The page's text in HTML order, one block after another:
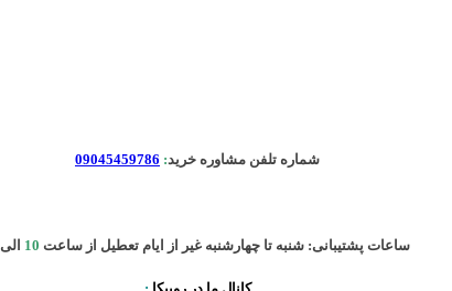
شماره تلفن مشاوره خرید:
09045459786
ساعات پشتیبانی: شنبه تا چهارشنبه غیر از ایام تعطیل از ساعت 10 الی